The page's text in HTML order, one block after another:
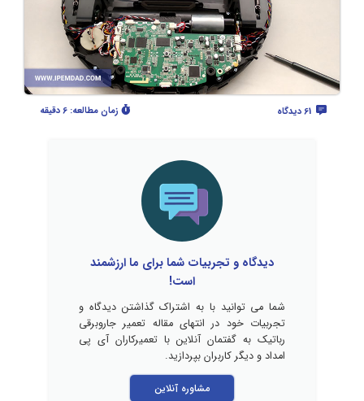
زمان مطالعه: 6 دقیقه
دیدگاه و تجربیات شما برای ما ارزشمند
است!
شما می توانید با به اشتراک گذاشتن دیدگاه و
تجربیات خود در انتهای مقاله تعمیر جاروبرقی
رباتیک به گفتمان آنلاین با تعمیرکاران آی پی
امداد و دیگر کاربران بپردازید.
مشاوره آنلاین